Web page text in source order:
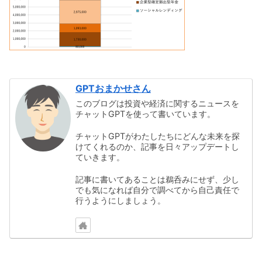
GPTおまかせさん
このブログは投資や経済に関するニュースを
チャットGPTを使って書いています。
チャットGPTがわたしたちにどんな未来を探
けてくれるのか、記事を日々アップデートし
ていきます。
記事に書いてあることは鵜呑みにせず、少し
でも気になれば自分で調べてから自己責任で
行うようにしましょう。